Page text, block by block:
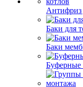
Антифриз
Баки для
Баки
Буферные